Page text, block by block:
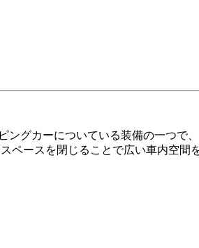
ングカーについている装備の一つ
ペースを閉じることで広い車内空